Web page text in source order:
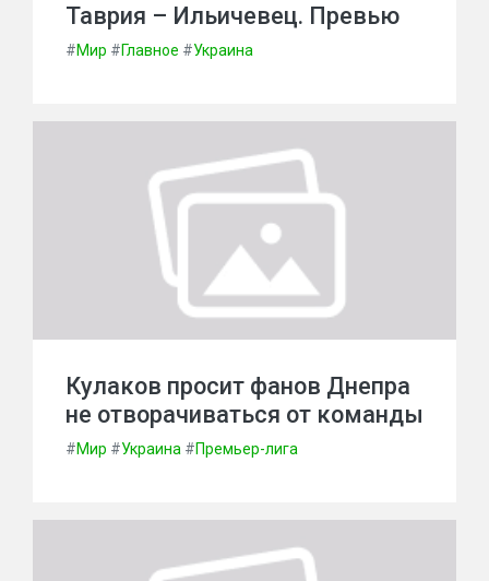
Таврия – Ильичевец. Превью
#Мир #Главное #Украина
Кулаков просит фанов Днепра
не отворачиваться от команды
#Мир #Украина #Премьер-лига